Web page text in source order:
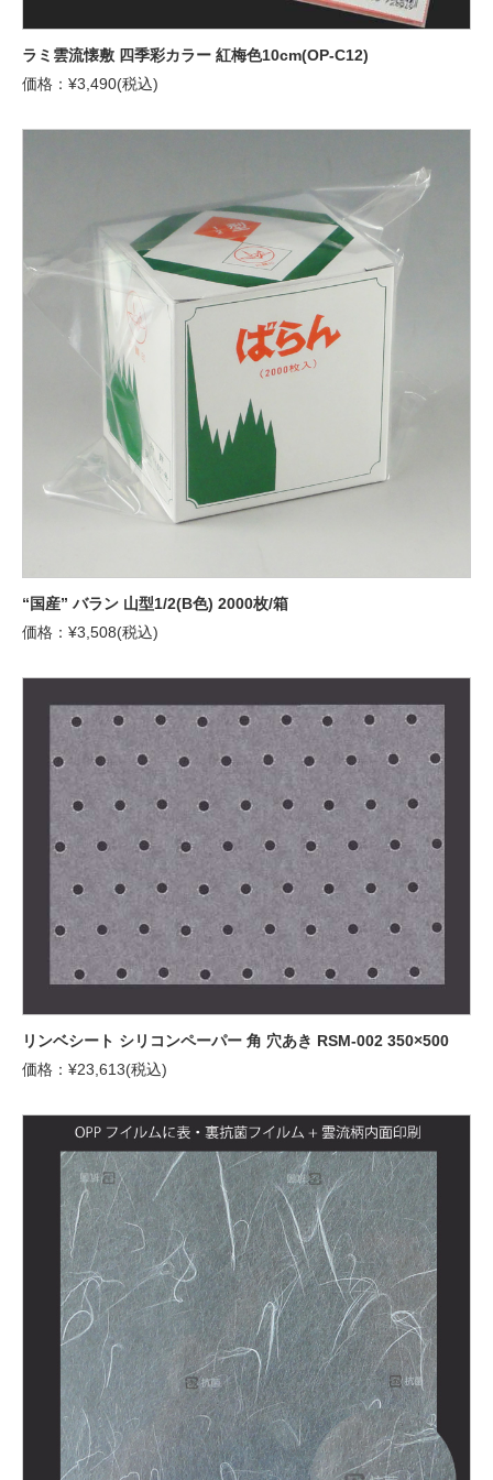
ラミ雲流懐敷 四季彩カラー 紅梅色10cm(OP-C12)
価格：¥3,490(税込)
“国産” バラン 山型1/2(B色) 2000枚/箱
価格：¥3,508(税込)
リンベシート シリコンペーパー 角 穴あき RSM-002 350×500
価格：¥23,613(税込)